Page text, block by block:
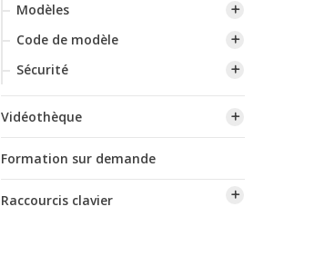
Modèles
Code de modèle
Sécurité
Vidéothèque
Formation sur demande
Raccourcis clavier